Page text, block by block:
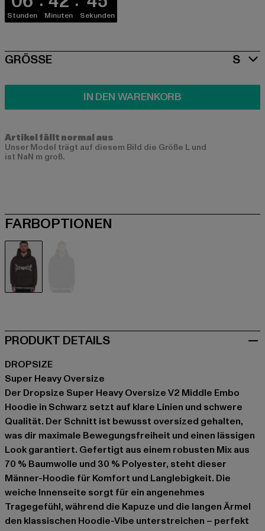
Stunden Minuten Sekunden
SIZE
GRÖSSE S
IN DEN WARENKORB
Artikel fällt normal aus
Unser Model trägt auf diesem Bild die Größe L und
ist NaN m groß.
FARBOPTIONEN
PRODUKT DETAILS
DROPSIZE
Super Heavy Oversize
Der Dropsize Super Heavy Oversize V2 Middle Embo
Hoodie in Schwarz setzt auf klare Linien und schwere
Qualität. Der Schnitt ist bewusst oversized gehalten,
was dir maximale Bewegungsfreiheit und einen lässigen
Look garantiert. Gefertigt aus einem robusten Mix aus
70 % Baumwolle und 30 % Polyester, steht dieser
Männer-Hoodie für Komfort und Langlebigkeit. Die
weiche Innenseite sorgt für ein angenehmes
Tragegefühl, während die Kapuze und die langen Ärmel
den klassischen Hoodie-Vibe unterstreichen – perfekt